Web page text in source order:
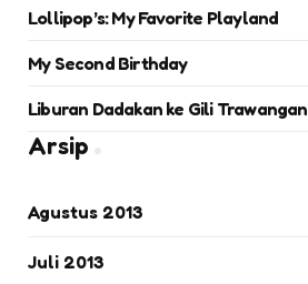
Lollipop’s: My Favorite Playland
My Second Birthday
Liburan Dadakan ke Gili Trawangan
Arsip
Agustus 2013
Juli 2013